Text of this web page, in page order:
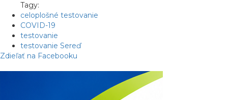
Tagy:
celoplošné testovanie
COVID-19
testovanie
testovanie Sereď
Zdieľať na Facebooku